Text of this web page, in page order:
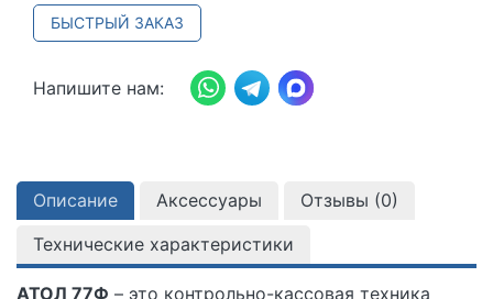
БЫСТРЫЙ ЗАКАЗ
Напишите нам:
Описание Аксессуары Отзывы (0)
Технические характеристики
АТОЛ 77Ф – это контрольно-кассовая техника